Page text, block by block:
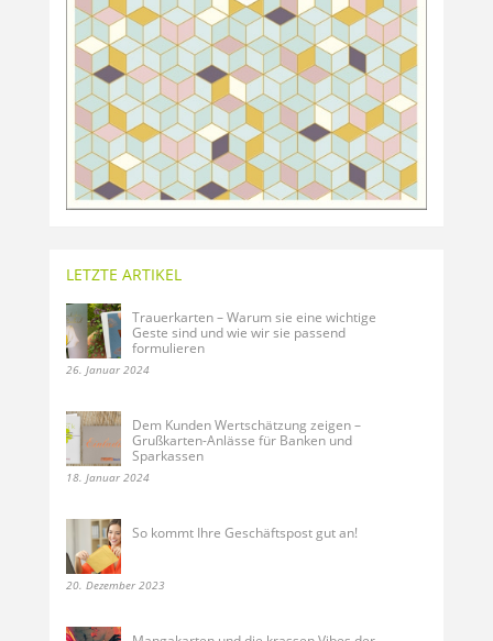
LETZTE ARTIKEL
Trauerkarten – Warum sie eine wichtige
Geste sind und wie wir sie passend
formulieren
26. Januar 2024
Dem Kunden Wertschätzung zeigen –
Grußkarten-Anlässe für Banken und
Sparkassen
18. Januar 2024
So kommt Ihre Geschäftspost gut an!
20. Dezember 2023